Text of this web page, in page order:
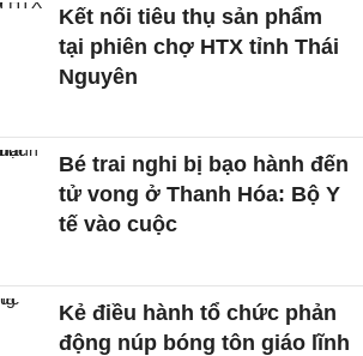
Kết nối tiêu thụ sản phẩm
tại phiên chợ HTX tỉnh Thái
Nguyên
Bé trai nghi bị bạo hành đến
tử vong ở Thanh Hóa: Bộ Y
tế vào cuộc
Kẻ điều hành tổ chức phản
động núp bóng tôn giáo lĩnh